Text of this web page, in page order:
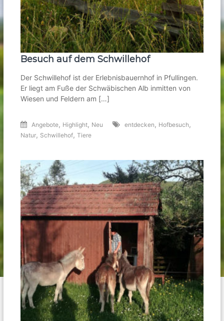
Besuch auf dem Schwillehof
Der Schwillehof ist der Erlebnisbauernhof in Pfullingen.
Er liegt am Fuße der Schwäbischen Alb inmitten von
Wiesen und Feldern am […]
Angebote, Highlight, Neu entdecken , Hofbesuch ,
Natur, Schwillehof,Tiere